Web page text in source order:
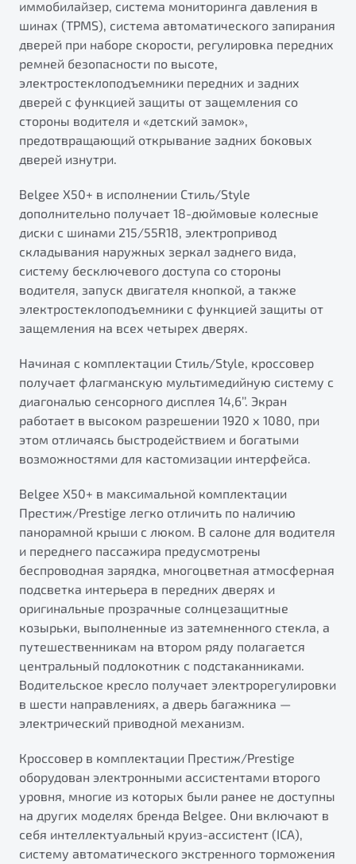
иммобилайзер, система мониторинга давления в
шинах (TPMS), система автоматического запирания
дверей при наборе скорости, регулировка передних
ремней безопасности по высоте,
электростеклоподъемники передних и задних
дверей с функцией защиты от защемления со
стороны водителя и «детский замок»,
предотвращающий открывание задних боковых
дверей изнутри.
Belgee X50+ в исполнении Стиль/Style
дополнительно получает 18-дюймовые колесные
диски с шинами 215/55R18, электропривод
складывания наружных зеркал заднего вида,
систему бесключевого доступа со стороны
водителя, запуск двигателя кнопкой, а также
электростеклоподъемники с функцией защиты от
защемления на всех четырех дверях.
Начиная с комплектации Стиль/Style, кроссовер
получает флагманскую мультимедийную систему с
диагональю сенсорного дисплея 14,6’’. Экран
работает в высоком разрешении 1920 х 1080, при
этом отличаясь быстродействием и богатыми
возможностями для кастомизации интерфейса.
Belgee X50+ в максимальной комплектации
Престиж/Prestige легко отличить по наличию
панорамной крыши с люком. В салоне для водителя
и переднего пассажира предусмотрены
беспроводная зарядка, многоцветная атмосферная
подсветка интерьера в передних дверях и
оригинальные прозрачные солнцезащитные
козырьки, выполненные из затемненного стекла, а
путешественникам на втором ряду полагается
центральный подлокотник с подстаканниками.
Водительское кресло получает электрорегулировки
в шести направлениях, а дверь багажника —
электрический приводной механизм.
Кроссовер в комплектации Престиж/Prestige
оборудован электронными ассистентами второго
уровня, многие из которых были ранее не доступны
на других моделях бренда Belgee. Они включают в
себя интеллектуальный круиз-ассистент (ICA),
систему автоматического экстренного торможения